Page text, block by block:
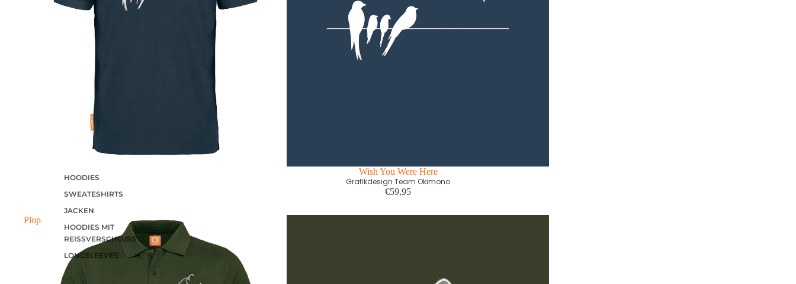
HOODIES
SWEATESHIRTS
JACKEN
HOODIES MIT
REISSVERSCHLUSS
LONGSLEEVES
Wish You Were Here
Grafikdesign Team Okimono
€59,95
Plop